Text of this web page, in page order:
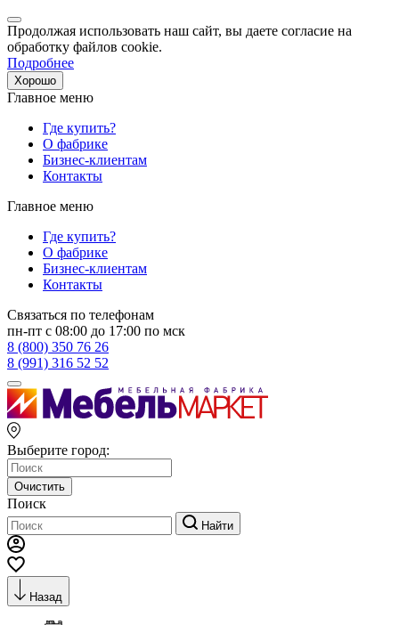
Продолжая использовать наш сайт, вы даете согласие на
обработку файлов cookie.
Подробнее
Хорошо
Главное меню
Где купить?
О фабрике
Бизнес-клиентам
Контакты
Главное меню
Где купить?
О фабрике
Бизнес-клиентам
Контакты
Связаться по телефонам
пн-пт с 08:00 до 17:00 по мск
8 (800) 350 76 26
8 (991) 316 52 52
Выберите город:
Очистить
Поиск
Найти
Назад